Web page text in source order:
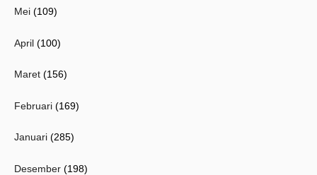
Mei (109)
April (100)
Maret (156)
Februari (169)
Januari (285)
Desember (198)